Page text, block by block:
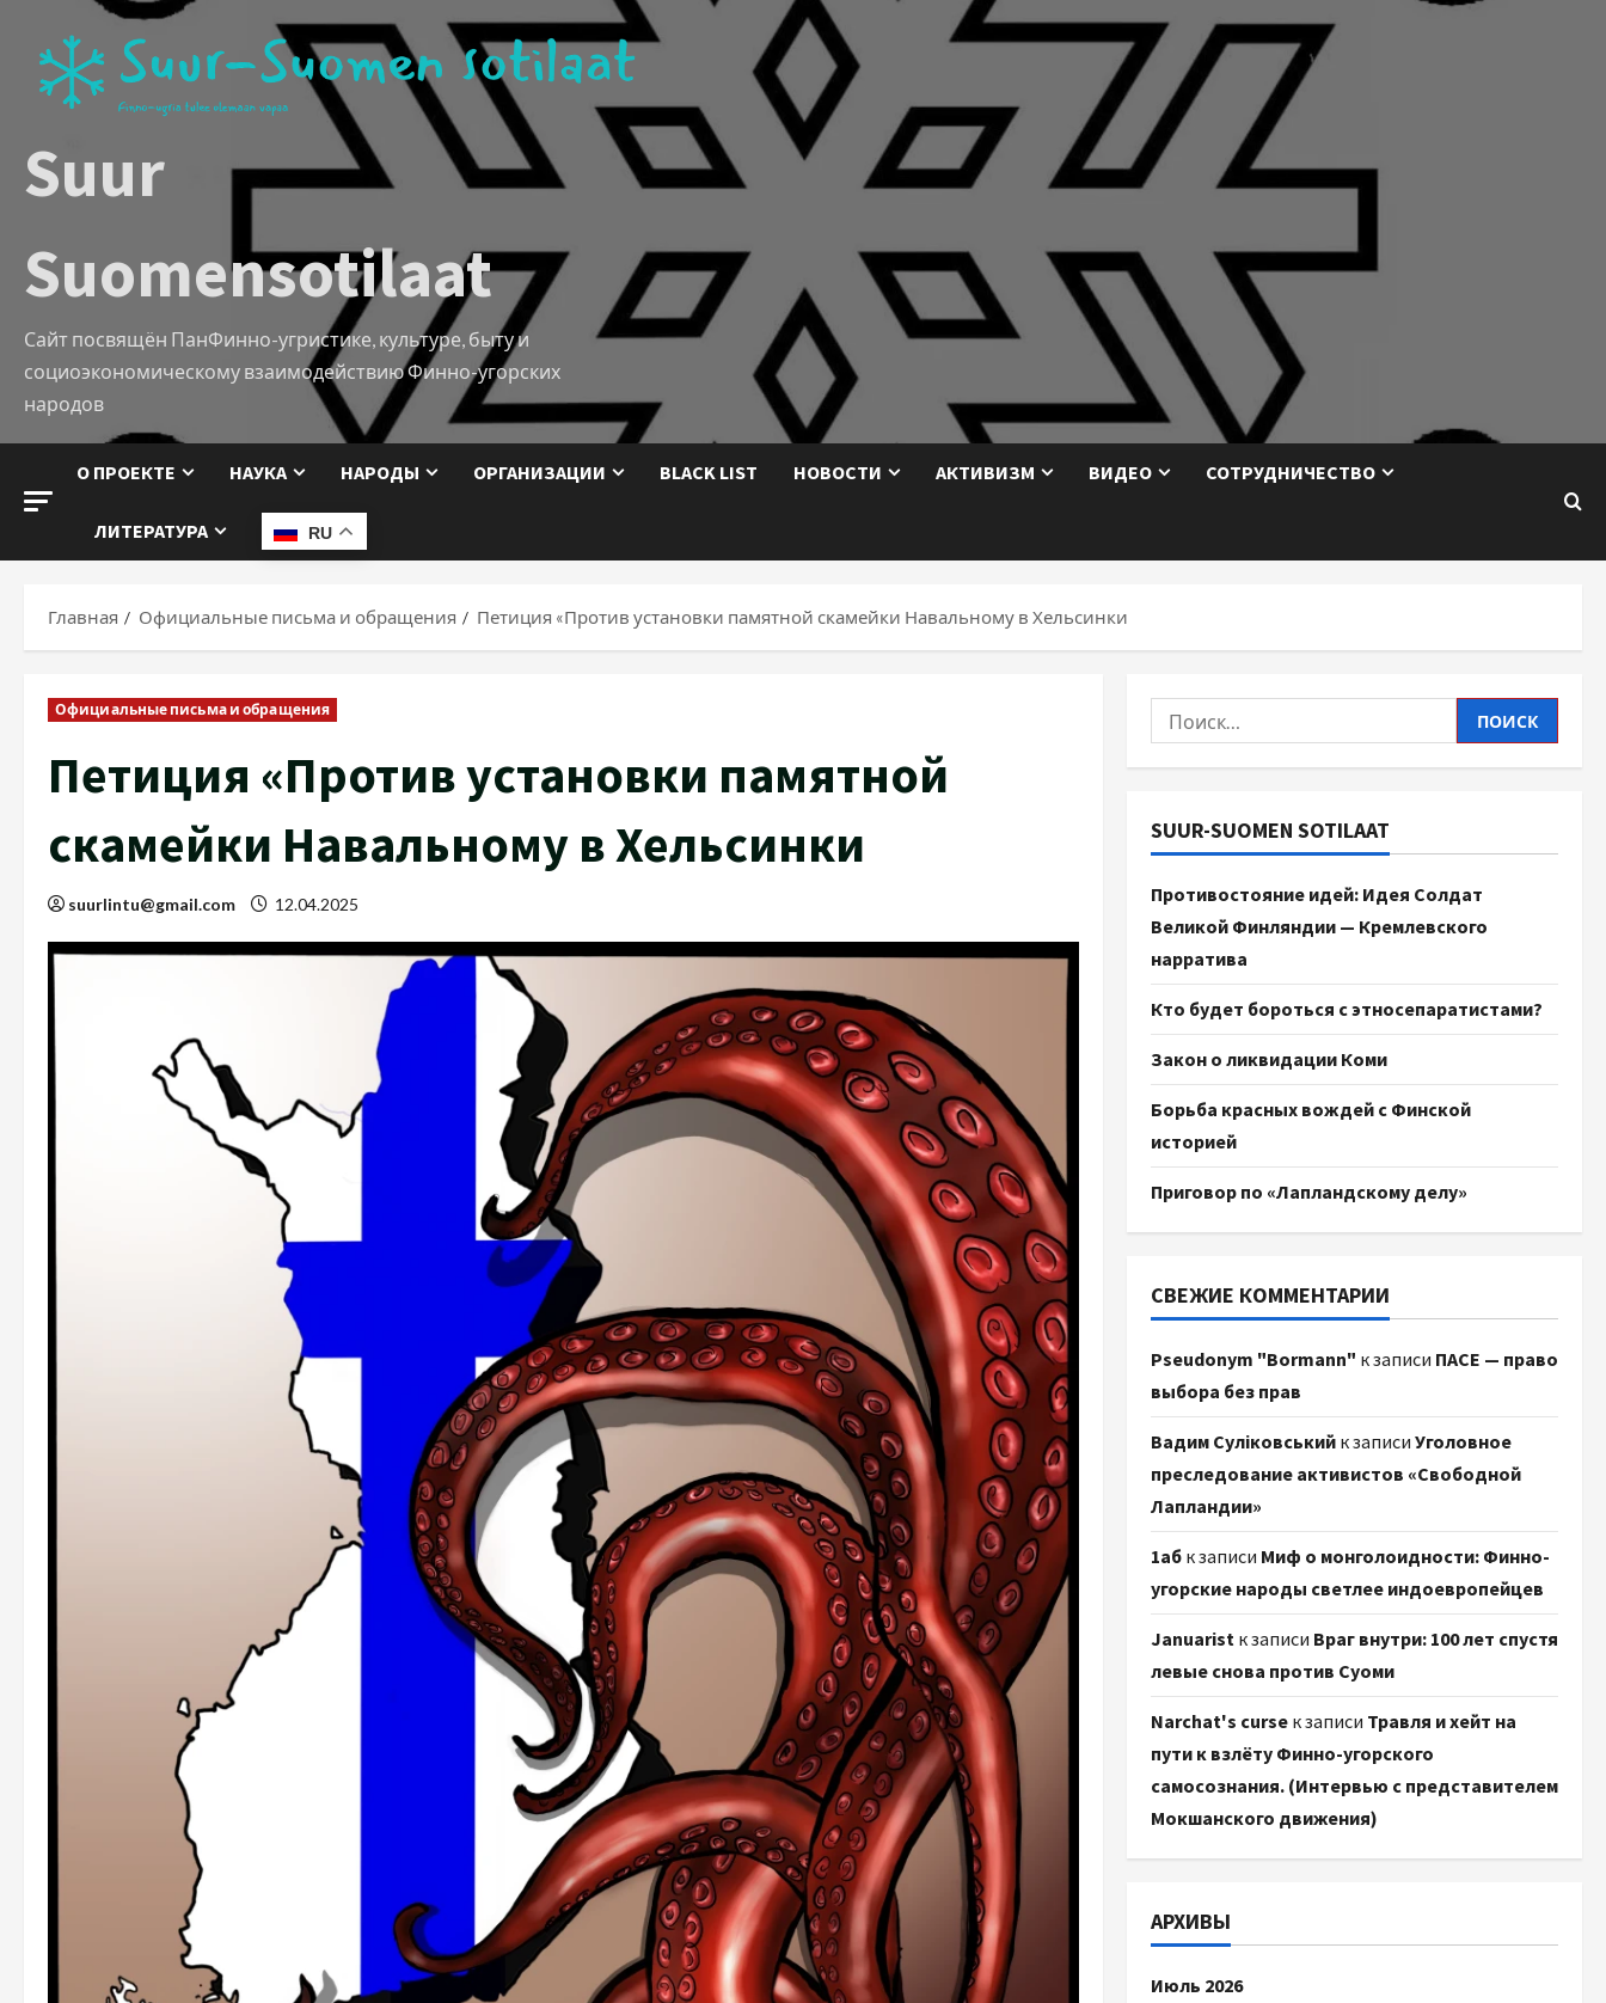
Suur
Suomensotilaat
Сайт посвящён ПанФинно-угристике, культуре, быту и
социоэкономическому взаимодействию Финно-угорских
народов
О ПРОЕКТЕ НАУКА НАРОДЫ ОРГАНИЗАЦИИ BLACK LIST НОВОСТИ АКТИВИЗМ ВИДЕО СОТРУДНИЧЕСТВО
ЛИТЕРАТУРА RU
Главная Официальные письма и обращения Петиция «Против установки памятной скамейки Навальному в Хельсинки
Официальные письма и обращения
Петиция «Против установки памятной
скамейки Навальному в Хельсинки
suurlintu@gmail.com 12.04.2025
SUUR-SUOMEN SOTILAAT
Противостояние идей: Идея Солдат
Великой Финляндии — Кремлевского
нарратива
Кто будет бороться с этносепаратистами?
Закон о ликвидации Коми
Борьба красных вождей с Финской
историей
Приговор по «Лапландскому делу»
СВЕЖИЕ КОММЕНТАРИИ
Pseudonym "Bormann" к записи ПАСЕ — право
выбора без прав
Вадим Суліковськийк записи Уголовное
преследование активистов «Свободной
Лапландии»
1абк записи Миф о монголоидности: Финно-
угорские народы светлее индоевропейцев
Januaristк записи Враг внутри: 100 лет спустя
левые снова против Суоми
Narchat's curseк записи Травля и хейт на
пути к взлёту Финно-угорского
самосознания. (Интервью с представителем
Мокшанского движения)
АРХИВЫ
Июль 2026